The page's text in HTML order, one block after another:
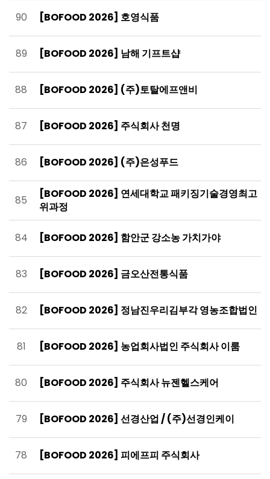
90 [BOFOOD 2026] 호영식품
89 [BOFOOD 2026] 남해 기프트샵
88 [BOFOOD 2026] (주)토탈에프앤비
87 [BOFOOD 2026] 주식회사 천명
86 [BOFOOD 2026] (주)은성푸드
85
[BOFOOD 2026] 연세대학교 패키징기술경영최고
위과정
84 [BOFOOD 2026] 함안군 강소농 가치가야
83 [BOFOOD 2026] 금오산전통식품
82 [BOFOOD 2026] 정남진우리김부각 영농조합법인
81 [BOFOOD 2026] 농업회사법인 주식회사 이룸
80 [BOFOOD 2026] 주식회사 뉴젠헬스케어
79 [BOFOOD 2026] 선경산업 / (주)선경인케이
78 [BOFOOD 2026] 피에프피 주식회사